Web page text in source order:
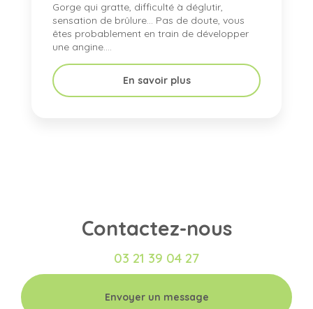
Gorge qui gratte, difficulté à déglutir,
sensation de brûlure... Pas de doute, vous
êtes probablement en train de développer
une angine....
En savoir plus
Contactez-nous
03 21 39 04 27
Envoyer un message